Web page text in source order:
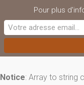
Notice: Array to string
Pour plus